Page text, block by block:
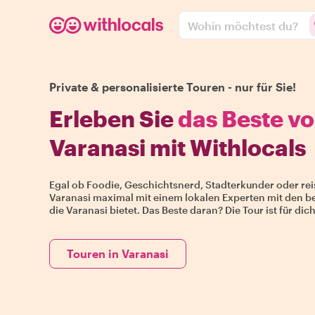
Wohin möchtest du?
Private & personalisierte Touren - nur für Sie!
Erleben Siedas Beste
Varanasi mit Withlocals
Egal ob Foodie, Geschichtsnerd, Stadterkunder oder
Varanasi maximal mit einem lokalen Experten mit den
die Varanasi bietet. Das Beste daran? Die Tour ist für
Touren in Varanasi